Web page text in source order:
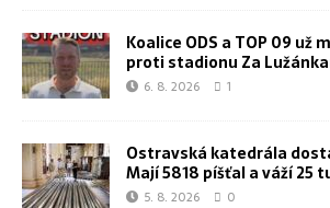
Koalice ODS a TOP 09 už
proti stadionu Za
6. 8. 2026 1
Ostravská katedrála
Mají 5818 píšťal a váží 25
5. 8. 2026 0